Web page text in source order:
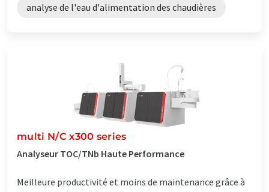
analyse de l'eau d'alimentation des chaudières
multi N/C x300 series
Analyseur TOC/TNb Haute Performance
Meilleure productivité et moins de maintenance grâce à